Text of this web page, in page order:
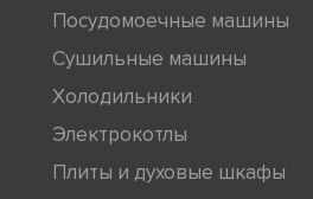
Посудомоечные машины
Сушильные машины
Холодильники
Электрокотлы
Плиты и духовые шкафы